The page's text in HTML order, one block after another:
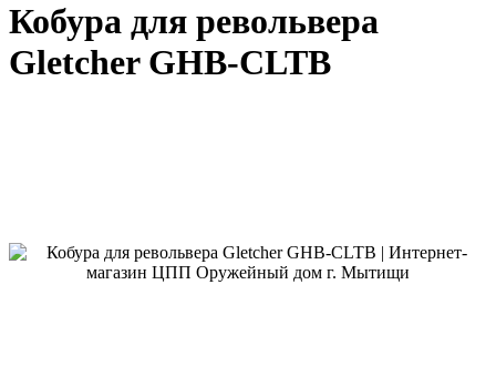
Кобура для револьвера
Gletcher GHB-CLTB